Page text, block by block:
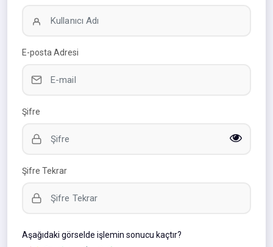
E-posta Adresi
Şifre
Şifre Tekrar
Aşağıdaki görselde işlemin sonucu kaçtır?